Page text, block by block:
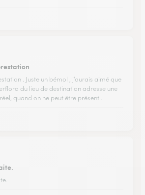
. Juste un bémol , j’aurais aimé que
du lieu de destination adresse une
quand on ne peut être présent .